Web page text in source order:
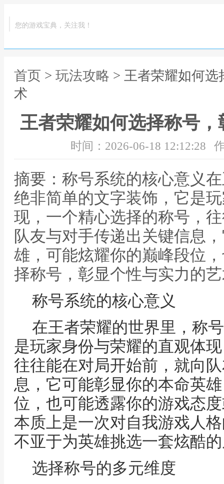
您的游戏宝典，关注我！
首页 > 玩法攻略 > 王者荣耀如何
术
王者荣耀如何选择称号
时间：2026-06-18 12:12:28
摘要：称号系统的核心意义
绝非简单的文字装饰，它是
现，一个精心选择的称号，
队友与对手传递出关键信息
雄，可能炫耀你的巅峰段位
择称号，彰显个性与实力的
称号系统的核心意义
在王者荣耀的世界里，称
是玩家身份与荣耀的直观体
往往能在对局开始前，就向
息，它可能彰显你的本命英
位，也可能透露你的游戏态
本质上是一次对自我游戏人
不亚于为英雄挑选一套炫酷
选择称号的多元维度